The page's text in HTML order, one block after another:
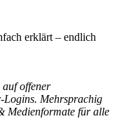
erklärt – endlich
offener
Logins. Mehrsprachig
Medienformate für alle